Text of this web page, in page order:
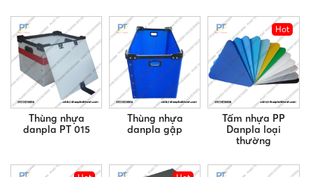
Thùng nhựa
danpla PT 015
Thùng nhựa
danpla gập
Hot
Tấm nhựa PP
Danpla loại
thường